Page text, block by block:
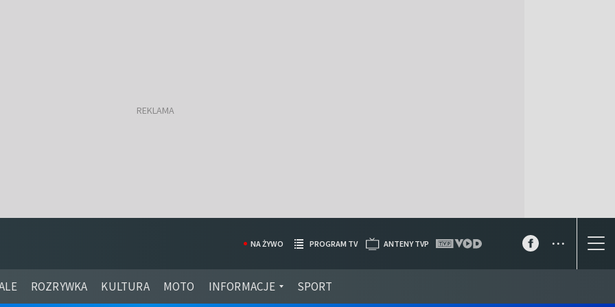
ROZRYWKA KULTURA MOTO INFORMACJE SPORT
NA ŻYWO PROGRAM TV ANTENY TVP ...